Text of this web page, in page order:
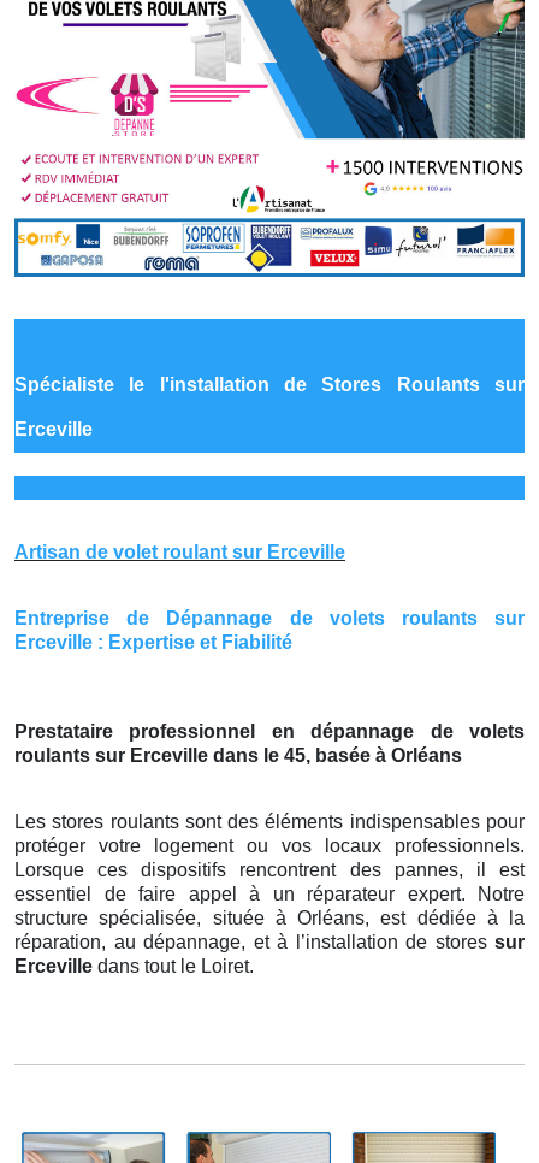
Spécialiste le l'installation de Stores Roulants sur
Erceville
Artisan de volet roulant sur Erceville
Entreprise de Dépannage de volets roulants sur
Erceville : Expertise et Fiabilité
Prestataire professionnel en dépannage de volets
roulants sur Erceville dans le 45, basée à Orléans
Les stores roulants sont des éléments indispensables pour
protéger votre logement ou vos locaux professionnels.
Lorsque ces dispositifs rencontrent des pannes, il est
essentiel de faire appel à un réparateur expert. Notre
structure spécialisée, située à Orléans, est dédiée à la
réparation, au dépannage, et à l’installation de stores sur
Erceville dans tout le Loiret.